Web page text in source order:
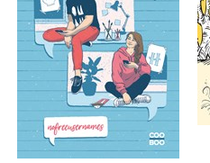
Do košíku
449 Kč
359 Kč